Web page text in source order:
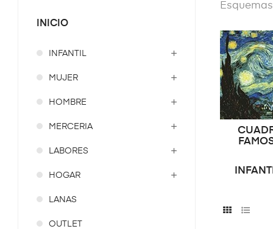
INICIO
INFANTIL
MUJER
HOMBRE
MERCERIA
LABORES
HOGAR
LANAS
OUTLET